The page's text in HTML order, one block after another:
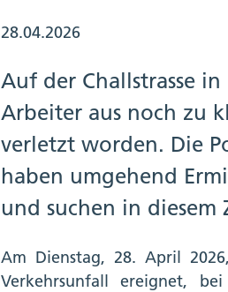
28.04.2026
Auf der Challstrasse
Arbeiter aus noch zu
verletzt worden. Die
haben umgehend
und suchen in diesem
Am Dienstag, 28. April
Verkehrsunfall ereignet,